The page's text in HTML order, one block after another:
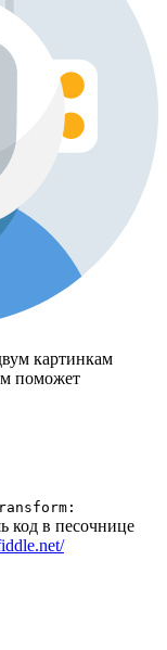
картинкам
поможет
код в песочнице